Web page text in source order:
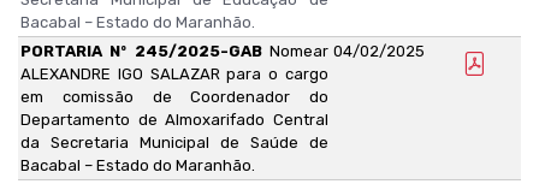
Bacabal – Estado do Maranhão.
PORTARIA Nº 245/2025-GAB Nomear
ALEXANDRE IGO SALAZAR para o cargo
em comissão de Coordenador do
Departamento de Almoxarifado Central
da Secretaria Municipal de Saúde de
Bacabal – Estado do Maranhão.
04/02/2025